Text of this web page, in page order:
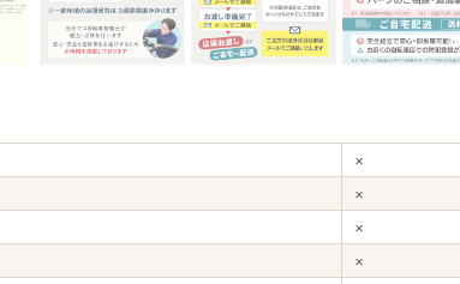
×
×
×
×